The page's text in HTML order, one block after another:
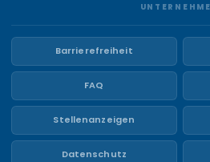
Barrierefreiheit
FAQ
Stellenanzeigen
Datenschutz